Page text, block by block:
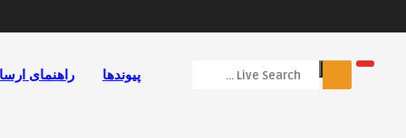
راهنمای پیوندها